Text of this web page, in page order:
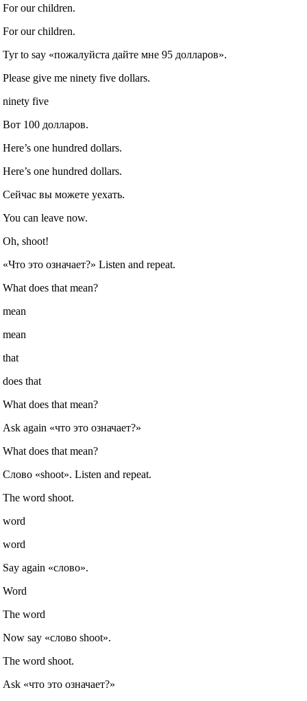
For our children.
For our children.
Tyr to say «пожалуйста дайте мне 95 долларов».
Please give me ninety five dollars.
ninety five
Вот 100 долларов.
Here’s one hundred dollars.
Here’s one hundred dollars.
Сейчас вы можете уехать.
You can leave now.
Oh, shoot!
«Что это означает?» Listen and repeat.
What does that mean?
mean
mean
that
does that
What does that mean?
Ask again «что это означает?»
What does that mean?
Слово «shoot». Listen and repeat.
The word shoot.
word
word
Say again «слово».
Word
The word
Now say «слово shoot».
The word shoot.
Ask «что это означает?»